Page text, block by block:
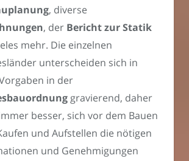
, diverse
, der Bericht zur Statik
mehr. Die einzelnen
unterscheiden sich in
in der
gravierend, daher
besser, sich vor dem Bauen
und Aufstellen die nötigen
und Genehmigungen